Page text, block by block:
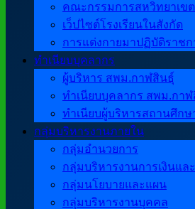
คณะกรรมการสหวิทยาเข
เว็ปไซต์โรงเรียนในสังกัด
การแต่งกายมาปฏิบัติราชก
ทำเนียบบุคลากร
ผู้บริหาร สพม.กาฬสินธุ์
ทำเนียบบุคลากร สพม.กา
ทำเนียบผู้บริหารสถานศึกษ
กลุ่มบริหารงานภายใน
กลุ่มอำนวยการ
กลุ่มบริหารงานการเงินแล
กลุ่มนโยบายและแผน
กลุ่มบริหารงานบุคคล